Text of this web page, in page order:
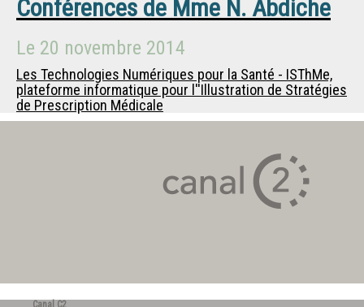
Conférences de Mme N. Abdiche
Le 20 novembre 2014
Les Technologies Numériques pour la Santé - ISThMe,
plateforme informatique pour l''Illustration de Stratégies
de Prescription Médicale
Canal C2